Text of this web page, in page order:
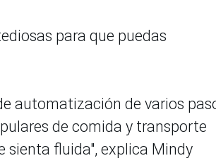
para que puedas
automatización de varios
de comida y transporte
fluida", explica Mindy